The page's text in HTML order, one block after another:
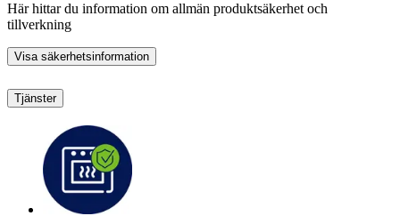
Här hittar du information om allmän produktsäkerhet och
tillverkning
Visa säkerhetsinformation
Tjänster